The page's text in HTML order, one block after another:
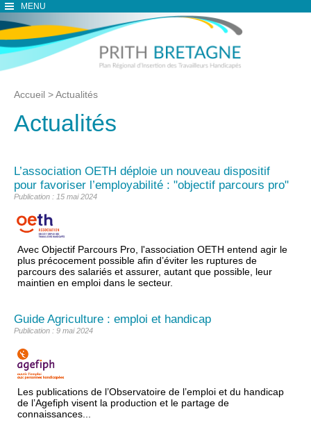
MENU
Accueil >Actualités
Actualités
L’association OETH déploie un nouveau dispositif
pour favoriser l’employabilité : "objectif parcours pro"
Publication : 15 mai 2024
Avec Objectif Parcours Pro, l'association OETH entend agir le
plus précocement possible afin d’éviter les ruptures de
parcours des salariés et assurer, autant que possible, leur
maintien en emploi dans le secteur.
Guide Agriculture : emploi et handicap
Publication : 9 mai 2024
Les publications de l’Observatoire de l’emploi et du handicap
de l’Agefiph visent la production et le partage de
connaissances...